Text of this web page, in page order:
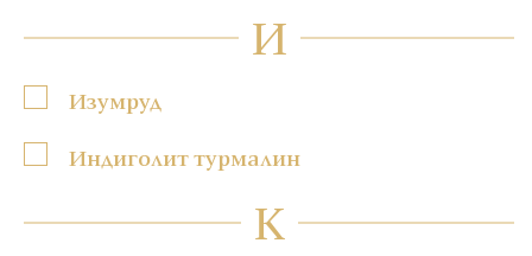
И
Изумруд
Индиголит турмалин
К